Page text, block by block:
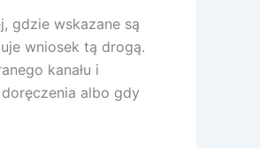
gdzie wskazane są
wniosek tą drogą.
kanału i
albo gdy